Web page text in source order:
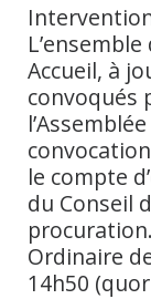
Accueil, à
convoqués
le compte
du Conseil
Ordinaire
14h50